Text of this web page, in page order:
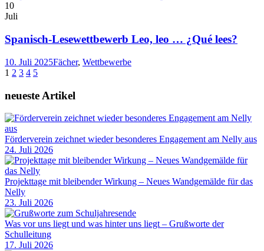
10
Juli
Spanisch-Lesewettbewerb Leo, leo … ¿Qué lees?
10. Juli 2025Fächer, Wettbewerbe
1 2 3 4 5
neueste Artikel
Förderverein zeichnet wieder besonderes Engagement am Nelly aus
24. Juli 2026
Projekttage mit bleibender Wirkung – Neues Wandgemälde für das
Nelly
23. Juli 2026
Was vor uns liegt und was hinter uns liegt – Grußworte der
Schulleitung
17. Juli 2026